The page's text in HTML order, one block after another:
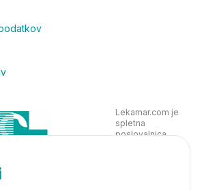
Lekarnar.com je
spletna
poslovalnica